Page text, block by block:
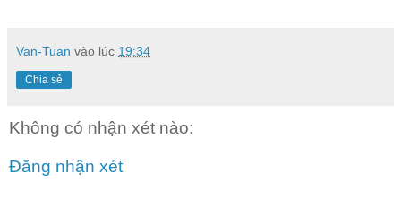
Van-Tuan vào lúc 19:34
Chia sẻ
Không có nhận xét nào:
Đăng nhận xét